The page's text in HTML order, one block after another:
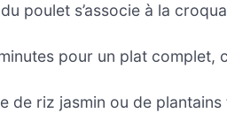
poulet s’associe à la
pour un plat complet,
de riz jasmin ou de